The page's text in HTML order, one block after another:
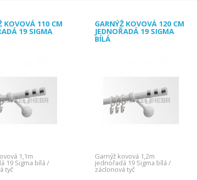
KOVOVÁ 110 CM
19 SIGMA
1,1m
19 Sigma bílá /
tyč
GARNÝŽ KOVOVÁ 120 CM
JEDNOŘADÁ 19 SIGMA
BÍLÁ
Garnýž kovová 1,2m
jednořadá 19 Sigma bílá /
záclonová tyč